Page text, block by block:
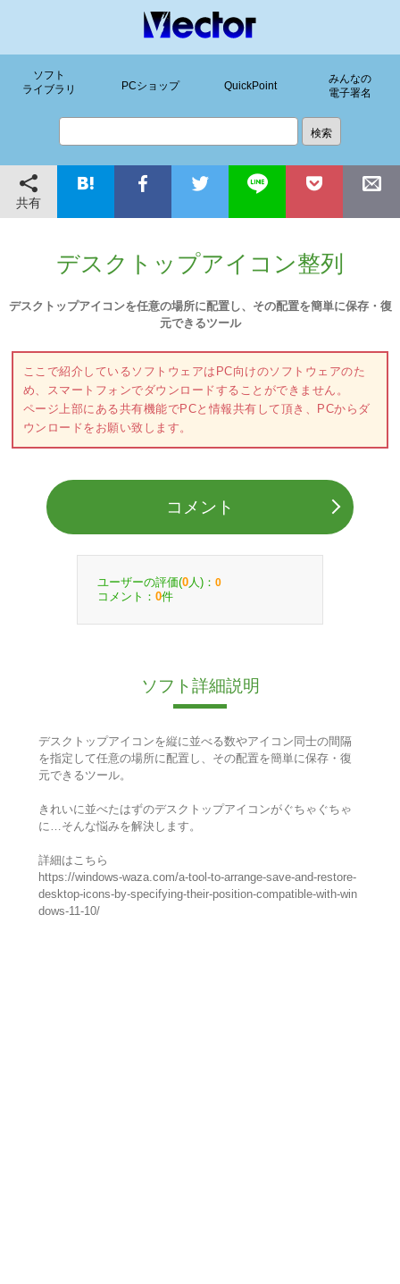
ソフト
ライブラリ
PCショップ QuickPoint
みんなの
電子署名
共有
デスクトップアイコン整列
デスクトップアイコンを任意の場所に配置し、その配置を簡単に保存・復
元できるツール
ここで紹介しているソフトウェアはPC向けのソフトウェアのた
め、スマートフォンでダウンロードすることができません。
ページ上部にある共有機能でPCと情報共有して頂き、PCからダ
ウンロードをお願い致します。
コメント
ユーザーの評価(0 人)： 0
コメント： 0件
ソフト詳細説明
デスクトップアイコンを縦に並べる数やアイコン同士の間隔
を指定して任意の場所に配置し、その配置を簡単に保存・復
元できるツール。
きれいに並べたはずのデスクトップアイコンがぐちゃぐちゃ
に…そんな悩みを解決します。
詳細はこちら
https://windows-waza.com/a-tool-to-arrange-save-and-restore-
desktop-icons-by-specifying-their-position-compatible-with-win
dows-11-10/